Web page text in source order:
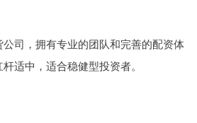
司，拥有专业的团队和完善的配资体
适中，适合稳健型投资者。